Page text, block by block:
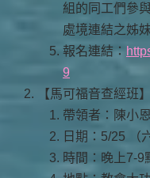
組的同工們參
處境連結之姊
報名連結：
9
【馬可福音查經班】
帶領者：陳小
日期：5/25 （
時間：晚上7-9